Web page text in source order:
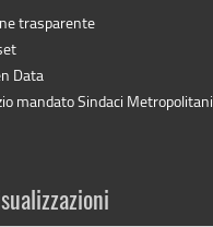
trasparente
Data
mandato Sindaci Metropolitani